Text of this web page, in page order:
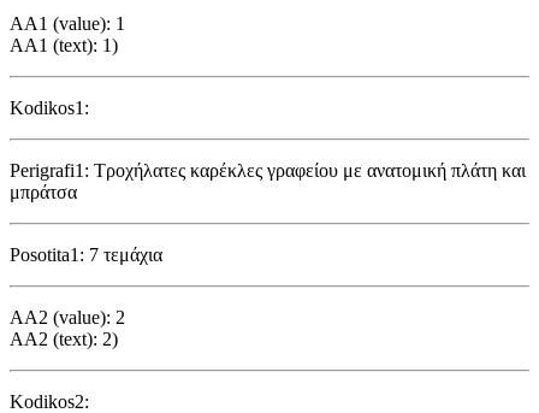
AA1 (value): 1
AA1 (text): 1)
Kodikos1:
Perigrafi1: Τροχήλατες καρέκλες γραφείου με ανατομική πλάτη και
μπράτσα
Posotita1: 7 τεμάχια
AA2 (value): 2
AA2 (text): 2)
Kodikos2: